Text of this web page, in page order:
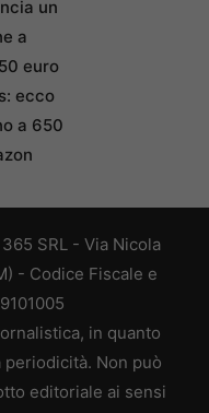
un
a
euro
ecco
a 650
SRL - Via Nicola
- Codice Fiscale e
in quanto
Non può
editoriale ai sensi